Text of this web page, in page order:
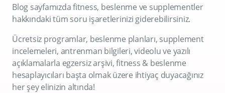
Blog sayfamızda fitness, beslenme ve supplementler
hakkındaki tüm soru işaretlerinizi giderebilirsiniz.
Ücretsiz programlar, beslenme planları, supplement
incelemeleri, antrenman bilgileri, videolu ve yazılı
açıklamalarla egzersiz arşivi, fitness & beslenme
hesaplayıcıları başta olmak üzere ihtiyaç duyacağınız
her şey elinizin altında!